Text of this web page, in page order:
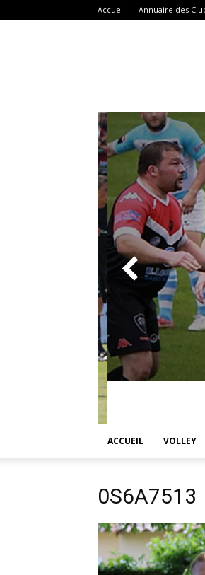
Accueil Annuaire des
ACCUEIL VOLLEY
0S6A7513